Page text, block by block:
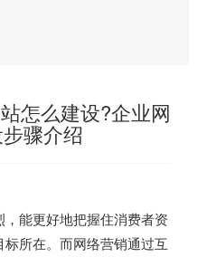
怎么建设?企业网
骤介绍
能更好地把握住消费者资
所在。而网络营销通过互